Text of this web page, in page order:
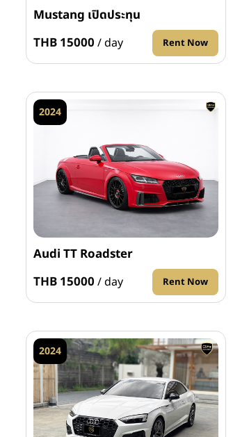
Mustang เปิดประทุน
THB 15000 / day Rent Now
2024
Audi TT Roadster
THB 15000 / day Rent Now
2024